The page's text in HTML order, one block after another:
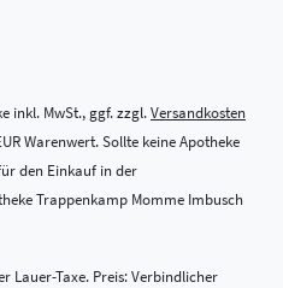
inkl. MwSt., ggf. zzgl.Versandkosten
Warenwert. Sollte keine Apotheke
den Einkauf in der
Trappenkamp Momme Imbusch
Lauer-Taxe. Preis: Verbindlicher